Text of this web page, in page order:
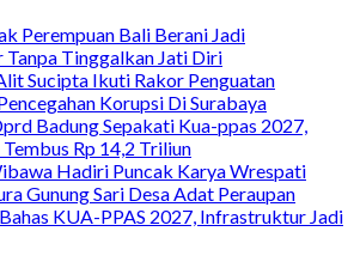
Perempuan Bali Berani Jadi
Tanpa Tinggalkan Jati Diri
Sucipta Ikuti Rakor Penguatan
Korupsi Di Surabaya
Badung Sepakati Kua-ppas 2027,
Rp 14,2 Triliun
Hadiri Puncak Karya Wrespati
Gunung Sari Desa Adat Peraupan
KUA-PPAS 2027, Infrastruktur Jadi